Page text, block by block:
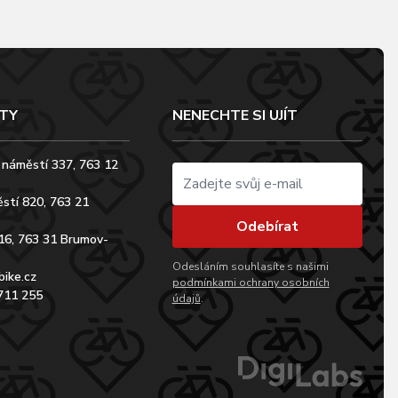
337, 763 12
820, 763 21
763 31 Brumov-
255
NENECHTE SI UJÍT
Odebírat
Odesláním souhlasíte s našimi
podmínkami ochrany osobních
údajů.